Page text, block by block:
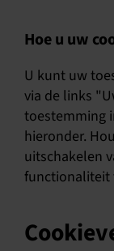
Hoe u uw
U kunt uw
via de links
toestemming
hieronder.
uitschakelen
functionaliteit